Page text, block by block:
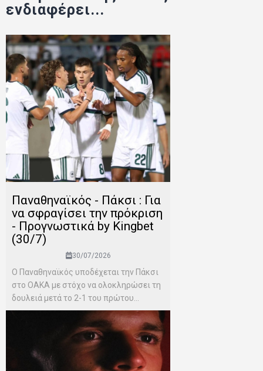
ενδιαφέρει...
Παναθηναϊκός - Πάκσι : Για
να σφραγίσει την πρόκριση
- Προγνωστικά by Kingbet
(30/7)
30/07/2026
Ο Παναθηναϊκός υποδέχεται την Πάκσι
στο ΟΑΚΑ με στόχο να ολοκληρώσει τη
δουλειά μετά το 2-1 του πρώτου...